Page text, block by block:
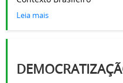
Leia mais